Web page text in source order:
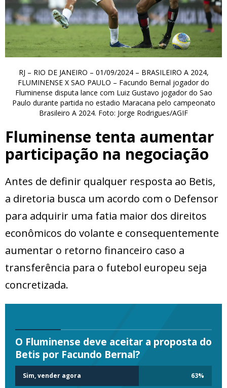
RJ – RIO DE JANEIRO – 01/09/2024 – BRASILEIRO A 2024,
FLUMINENSE X SAO PAULO – Facundo Bernal jogador do
Fluminense disputa lance com Luiz Gustavo jogador do Sao
Paulo durante partida no estadio Maracana pelo campeonato
Brasileiro A 2024. Foto: Jorge Rodrigues/AGIF
Fluminense tenta aumentar
participação na negociação
Antes de definir qualquer resposta ao Betis,
a diretoria busca um acordo com o Defensor
para adquirir uma fatia maior dos direitos
econômicos do volante e consequentemente
aumentar o retorno financeiro caso a
transferência para o futebol europeu seja
concretizada.
O Fluminense deve aceitar a proposta do
Betis por Facundo Bernal?
Sim, vender agora 63%